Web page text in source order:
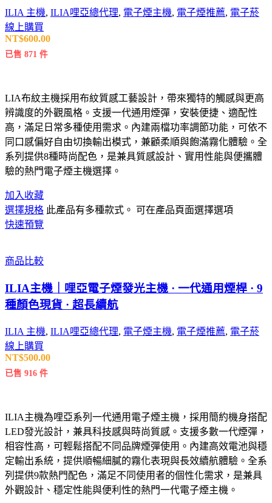
ILIA 主機, ILIA哩亞總代理, 電子煙主機, 電子煙推薦, 電子菸
線上購買
NT$600.00
已售 871 件
LIA布紋主機採用布紋質感工藝設計，帶來獨特的觸感與更高
辨識度的外觀風格。支援一代通用煙彈，安裝便捷、適配性
高，滿足日常多種使用需求。內建兩檔功率調節功能，可依不
同口感偏好自由切換輸出模式，兼顧柔順與飽滿霧化體驗。全
系列提供8種時尚配色，是兼具質感設計、實用性能與便攜體
驗的熱門電子煙主機選擇。
加入收藏
選擇規格 此產品有多種款式。 可在產品頁面選擇選項
快速預覽
商品比較
ILIA主機｜哩亞電子煙發光主機 · 一代通用煙桿 · 9
種顏色現貨 · 超長續航
ILIA 主機, ILIA哩亞總代理, 電子煙主機, 電子煙推薦, 電子菸
線上購買
NT$500.00
已售 916 件
ILIA主機為哩亞系列一代通用電子煙主機，採用簡約機身搭配
LED發光設計，兼具科技感與時尚質感。支援多數一代煙彈，
相容性高，可輕鬆搭配不同品牌煙彈使用。內建高效電池與穩
定輸出系統，提供順暢細膩的霧化表現與長效續航體驗。全系
列提供9款熱門配色，滿足不同使用者的個性化需求，是兼具
外觀設計、穩定性能與便利性的熱門一代電子煙主機。